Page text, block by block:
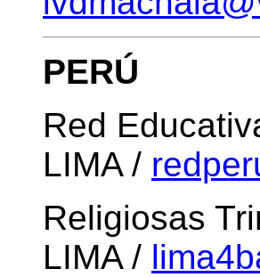
PERÚ
Red
LIMA /
Religiosas
LIMA /